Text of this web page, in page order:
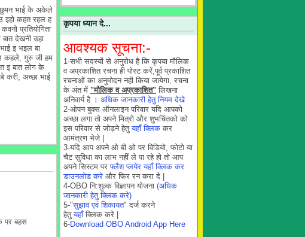
भाई के अकेले
इहो कहत रहल ह
प्रतियोगिता
देखनी उहा
इ भइल बा
कहले, गुरु जी हम
इ बात लोग के
करी, अच्छा भाई
पर बहस
कृपया ध्यान दे...
आवश्यक सूचना:-
1-सभी सदस्यों से अनुरोध है कि कृपया मौलिक
व अप्रकाशित रचना ही पोस्ट करें,पूर्व प्रकाशित
रचनाओं का अनुमोदन नही किया जायेगा, रचना
के अंत में "मौलिक व अप्रकाशित" लिखना
अनिवार्य है । अधिक जानकारी हेतु नियम देखे
2-ओपन बुक्स ऑनलाइन परिवार यदि आपको
अच्छा लगा तो अपने मित्रो और शुभचिंतको को
इस परिवार से जोड़ने हेतुयहाँ क्लिक कर
आमंत्रण भेजे |
3-यदि आप अपने ओ बी ओ पर विडियो, फोटो या
चैट सुविधा का लाभ नहीं ले पा रहे हो तो आप
अपने सिस्टम परफ्लैश प्लयेर यहाँ क्लिक कर
डाउनलोड करे और फिर रन करा दे |
4-OBO नि:शुल्क विज्ञापन योजना (अधिक
जानकारी हेतु क्लिक करे)
5-"सुझाव एवं शिकायत" दर्ज करने
हेतुयहाँक्लिक करे |
6-Download OBO Android App Here